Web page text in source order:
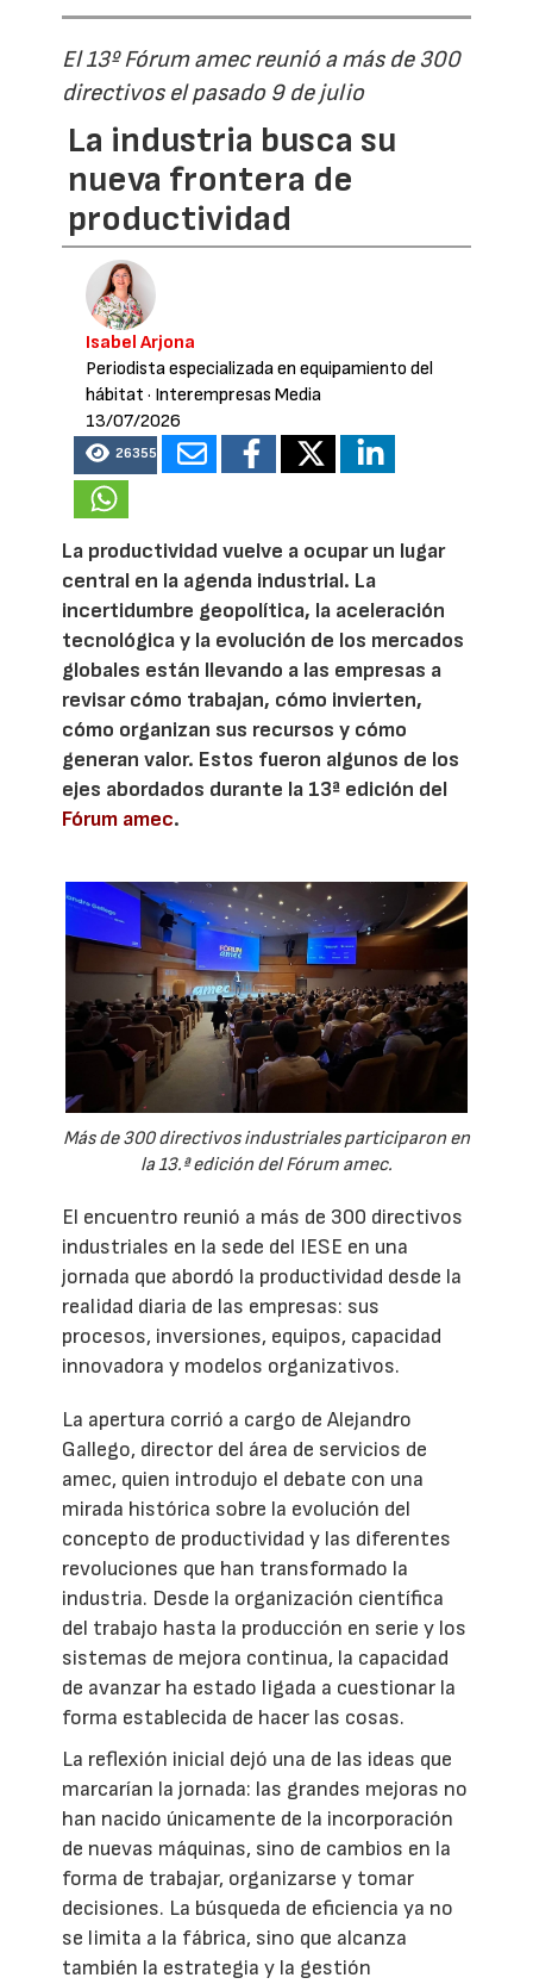
El 13º Fórum amec reunió a más de 300
directivos el pasado 9 de julio
La industria busca su
nueva frontera de
productividad
Isabel Arjona
Periodista especializada en equipamiento del
hábitat · Interempresas Media
13/07/2026
26355
La productividad vuelve a ocupar un lugar
central en la agenda industrial. La
incertidumbre geopolítica, la aceleración
tecnológica y la evolución de los mercados
globales están llevando a las empresas a
revisar cómo trabajan, cómo invierten,
cómo organizan sus recursos y cómo
generan valor. Estos fueron algunos de los
ejes abordados durante la 13ª edición del
Fórum amec.
Más de 300 directivos industriales participaron en
la 13.ª edición del Fórum amec.
El encuentro reunió a más de 300 directivos
industriales en la sede del IESE en una
jornada que abordó la productividad desde la
realidad diaria de las empresas: sus
procesos, inversiones, equipos, capacidad
innovadora y modelos organizativos.
La apertura corrió a cargo de Alejandro
Gallego, director del área de servicios de
amec, quien introdujo el debate con una
mirada histórica sobre la evolución del
concepto de productividad y las diferentes
revoluciones que han transformado la
industria. Desde la organización científica
del trabajo hasta la producción en serie y los
sistemas de mejora continua, la capacidad
de avanzar ha estado ligada a cuestionar la
forma establecida de hacer las cosas.
La reflexión inicial dejó una de las ideas que
marcarían la jornada: las grandes mejoras no
han nacido únicamente de la incorporación
de nuevas máquinas, sino de cambios en la
forma de trabajar, organizarse y tomar
decisiones. La búsqueda de eficiencia ya no
se limita a la fábrica, sino que alcanza
también la estrategia y la gestión